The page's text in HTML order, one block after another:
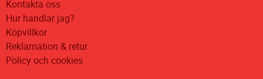
Kontakta oss
Hur handlar jag?
Köpvillkor
Reklamation & retur
Policy och cookies